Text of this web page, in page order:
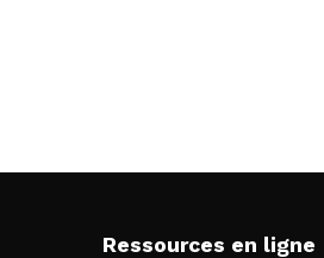
Ressources en ligne